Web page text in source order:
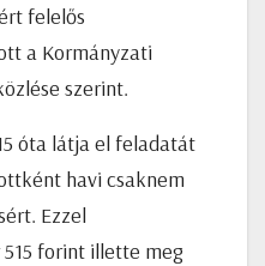
felelős
a Kormányzati
szerint.
óta látja el feladatát
havi csaknem
Ezzel
forint illette meg